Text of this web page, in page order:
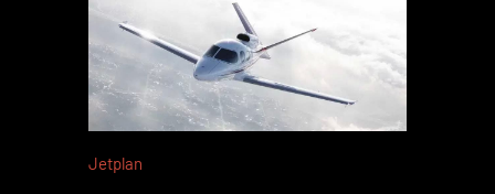
Jetplan